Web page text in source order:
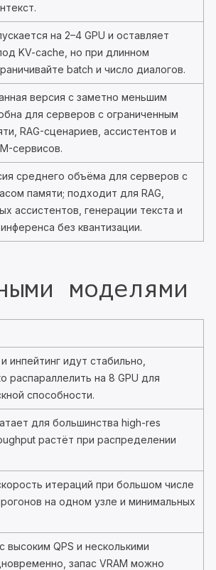
на 2–4 GPU и оставляет
KV-cache, но при длинном
batch и число диалогов.
версия с заметно меньшим
для серверов с ограниченным
RAG-сценариев, ассистентов и
сервисов.
среднего объёма для серверов с
памяти; подходит для RAG,
ассистентов, генерации текста и
без квантизации.
моделями
инпейтинг идут стабильно,
распараллелить на 8 GPU для
способности.
для большинства high-res
растёт при распределении
итераций при большом числе
на одном узле и минимальных
высоким QPS и несколькими
запас VRAM можно